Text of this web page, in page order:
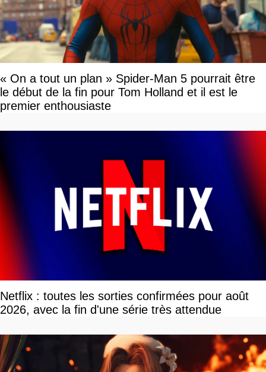
« On a tout un plan » Spider-Man 5 pourrait être
le début de la fin pour Tom Holland et il est le
premier enthousiaste
Netflix : toutes les sorties confirmées pour août
2026, avec la fin d'une série très attendue